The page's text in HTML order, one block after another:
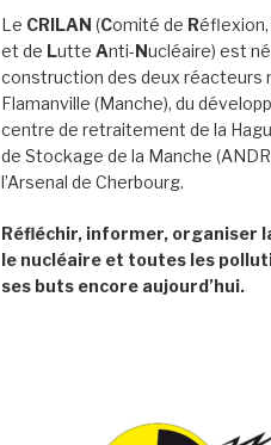
Le CRILAN (Comité de Réflexion,
et de Lutte Anti-Nucléaire) est
construction des deux réacteurs
Flamanville (Manche), du
centre de retraitement de la
de Stockage de la Manche
l’Arsenal de Cherbourg.
Réfléchir, informer, organiser
le nucléaire et toutes les
ses buts encore aujourd’hui.